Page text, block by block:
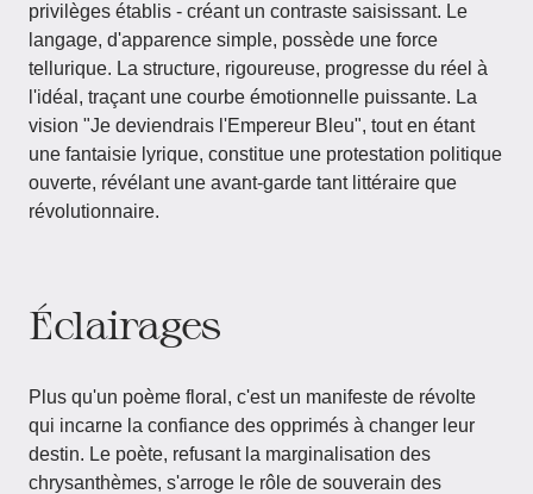
privilèges établis - créant un contraste saisissant. Le
langage, d'apparence simple, possède une force
tellurique. La structure, rigoureuse, progresse du réel à
l'idéal, traçant une courbe émotionnelle puissante. La
vision "Je deviendrais l'Empereur Bleu", tout en étant
une fantaisie lyrique, constitue une protestation politique
ouverte, révélant une avant-garde tant littéraire que
révolutionnaire.
Éclairages
Plus qu'un poème floral, c'est un manifeste de révolte
qui incarne la confiance des opprimés à changer leur
destin. Le poète, refusant la marginalisation des
chrysanthèmes, s'arroge le rôle de souverain des